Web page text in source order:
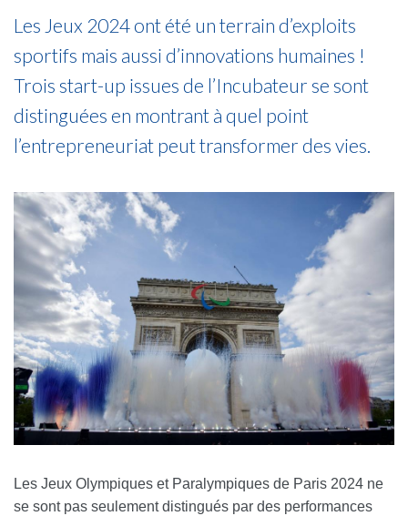
Les Jeux 2024 ont été un terrain d’exploits
sportifs mais aussi d’innovations humaines !
Trois start-up issues de l’Incubateur se sont
distinguées en montrant à quel point
l’entrepreneuriat peut transformer des vies.
Les Jeux Olympiques et Paralympiques de Paris 2024 ne
se sont pas seulement distingués par des performances